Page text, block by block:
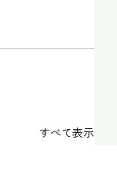
すべて表示